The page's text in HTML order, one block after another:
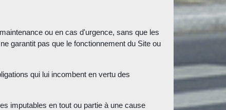
ou en cas d'urgence, sans que les
garantit pas que le fonctionnement du Site ou
qui lui incombent en vertu des
imputables en tout ou partie à une cause